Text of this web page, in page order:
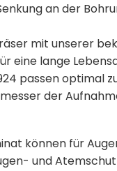
an der
mit unserer
eine lange
passen optimal
der
können für
und